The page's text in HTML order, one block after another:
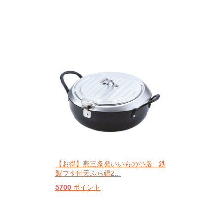
【お得】燕三条発いいもの小路 鉄
製フタ付天ぷら鍋2
5700ポイント